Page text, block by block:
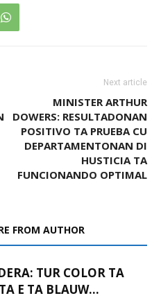
Next article
MINISTER ARTHUR
DOWERS: RESULTADONAN
POSITIVO TA PRUEBA CU
DEPARTAMENTONAN DI
HUSTICIA TA
FUNCIONANDO OPTIMAL
FROM AUTHOR
TUR COLOR TA
E TA BLAUW…